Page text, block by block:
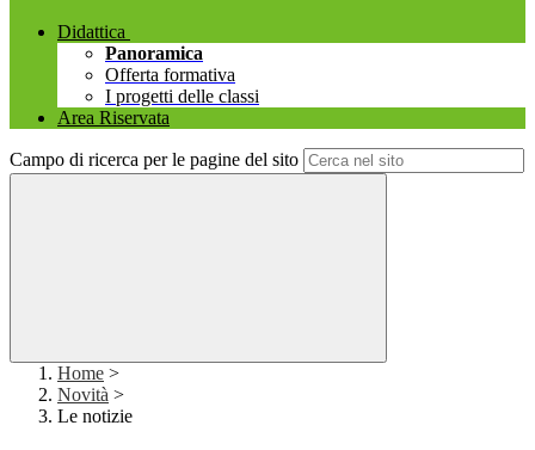
Didattica
Panoramica
Offerta formativa
I progetti delle classi
Area Riservata
Campo di ricerca per le pagine del sito
Home >
Novità >
Le notizie